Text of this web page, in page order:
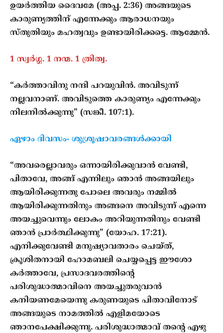
ഉയര്‍ത്തിയ ദൈവമേ (അപ്പ. 2:36) അങ്ങയുടെ
കാരുണ്യത്തിന് എന്നേക്കും ആരാധനയും
സ്തുതിയും മഹത്വവും ഉണ്ടായിരിക്കട്ടെ. ആമ്മേന്‍.
1 സ്വര്‍ഗ്ഗ. 1 നന്മ. 1 ത്രിത്വ.
“കര്‍ത്താവിനു നന്ദി പറയുവിന്‍. അവിടുന്ന്
നല്ലവനാണ്. അവിടുത്തെ കാരുണ്യം എന്നേക്കും
നിലനില്‍ക്കുന്നു” (സങ്കീ. 107:1).
ഏഴാം ദിവസം- ശുശ്രൂഷാവരങ്ങള്‍ക്കായി
“അവരെല്ലാവരും ഒന്നായിരിക്കുവാന്‍ വേണ്ടി,
പിതാവേ, അങ്ങ് എന്നിലും ഞാന്‍ അങ്ങയിലും
ആയിരിക്കുന്നതു പോലെ അവരും നമ്മില്‍
ആയിരിക്കുന്നതിനും അങ്ങനെ അവിടുന്ന് എന്നെ
അയച്ചുവെന്നും ലോകം അറിയുന്നതിനും വേണ്ടി
ഞാന്‍ പ്രാര്‍ത്ഥിക്കുന്നു” (യോഹ. 17:21).
എനിക്കുവേണ്ടി മനുഷ്യാവതാരം ചെയ്ത്,
ക്രൂശിതനായി ഹോമബലി ചെയ്യപ്പെട്ട ഈശോ
കര്‍ത്താവേ, പ്രസാദവരത്തിന്‍റെ
പരിശുദ്ധാത്മാവിനെ അയച്ചുതരുവാന്‍
കനിയണമേയെന്നു കരുണയുടെ പിതാവിനോട്
അങ്ങയുടെ നാമത്തില്‍ എളിമയോടെ
ഞാനപേക്ഷിക്കുന്നു. പരിശുദ്ധാത്മാവ് തന്‍റെ എഴു